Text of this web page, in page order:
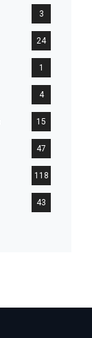
3
24
1
4
15
47
118
43